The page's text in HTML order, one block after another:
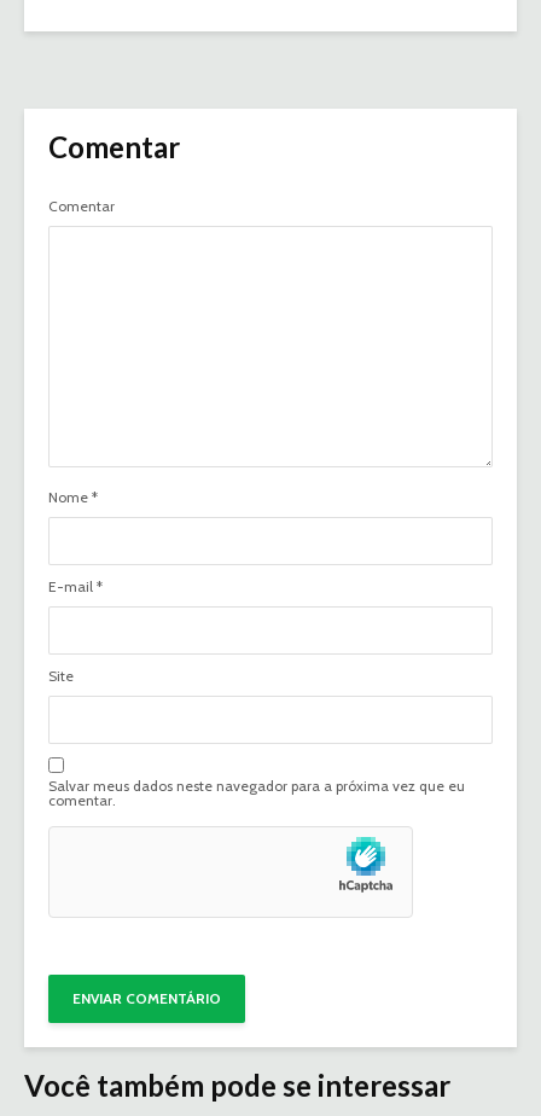
Comentar
Comentar
Nome *
E-mail *
Site
Salvar meus dados neste navegador para a próxima vez que eu
comentar.
Você também pode se interessar